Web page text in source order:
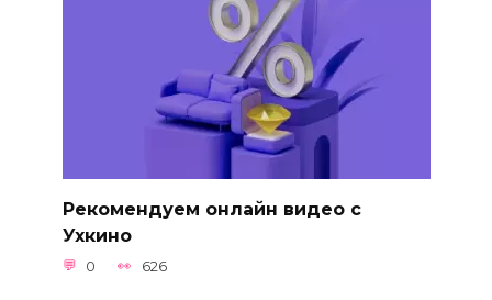
Рекомендуем онлайн видео с
Ухкино
0 626